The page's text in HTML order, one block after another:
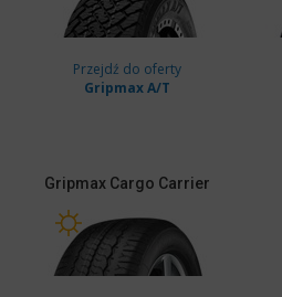
Przejdź do oferty
Gripmax A/T
GripmaxCargo Carrier